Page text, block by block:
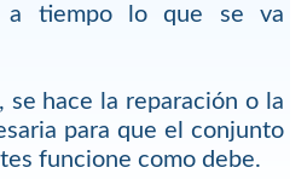
a tiempo lo que se va
se hace la reparación o la
para que el conjunto
funcione como debe.